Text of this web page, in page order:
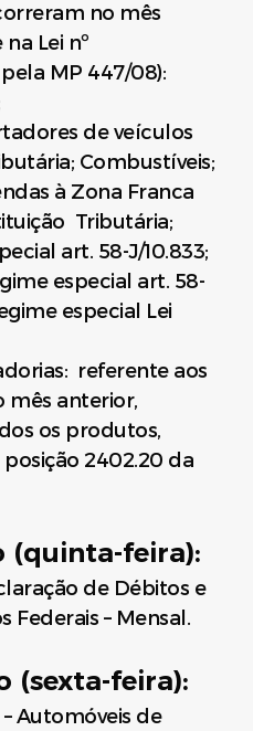
no mês
Lei nº
MP 447/08):
de veículos
Combustíveis;
à Zona Franca
Tributária;
art. 58-J/10.833;
especial art. 58-
especial Lei
referente aos
mês anterior,
os produtos,
2402.20 da
(quinta-feira):
de Débitos e
Federais – Mensal.
(sexta-feira):
– Automóveis de